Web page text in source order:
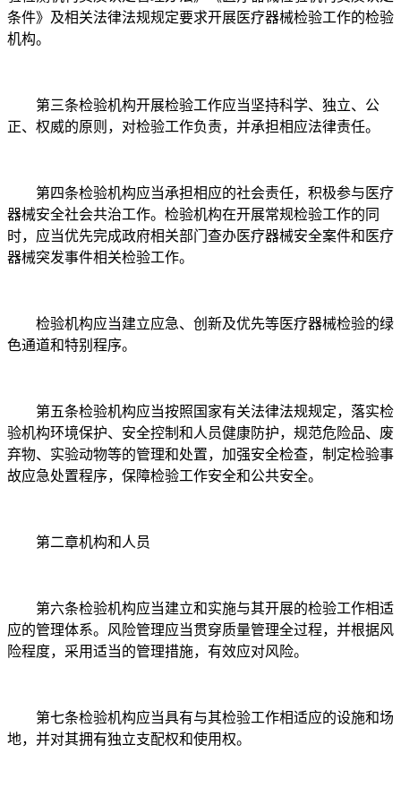
条件》及相关法律法规规定要求开展医疗器械检验工作的检验
机构。
第三条检验机构开展检验工作应当坚持科学、独立、公
正、权威的原则，对检验工作负责，并承担相应法律责任。
第四条检验机构应当承担相应的社会责任，积极参与医疗
器械安全社会共治工作。检验机构在开展常规检验工作的同
时，应当优先完成政府相关部门查办医疗器械安全案件和医疗
器械突发事件相关检验工作。
检验机构应当建立应急、创新及优先等医疗器械检验的绿
色通道和特别程序。
第五条检验机构应当按照国家有关法律法规规定，落实检
验机构环境保护、安全控制和人员健康防护，规范危险品、废
弃物、实验动物等的管理和处置，加强安全检查，制定检验事
故应急处置程序，保障检验工作安全和公共安全。
第二章机构和人员
第六条检验机构应当建立和实施与其开展的检验工作相适
应的管理体系。风险管理应当贯穿质量管理全过程，并根据风
险程度，采用适当的管理措施，有效应对风险。
第七条检验机构应当具有与其检验工作相适应的设施和场
地，并对其拥有独立支配权和使用权。